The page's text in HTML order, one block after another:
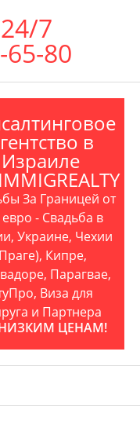
7
65-80
в
Израиле
За Границей от
- Свадьба в
Украине, Чехии
Кипре,
Парагвае,
Виза для
и Партнера
ЦЕНАМ!